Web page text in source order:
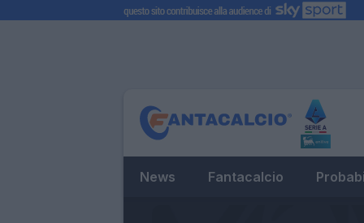
News Fantacalcio